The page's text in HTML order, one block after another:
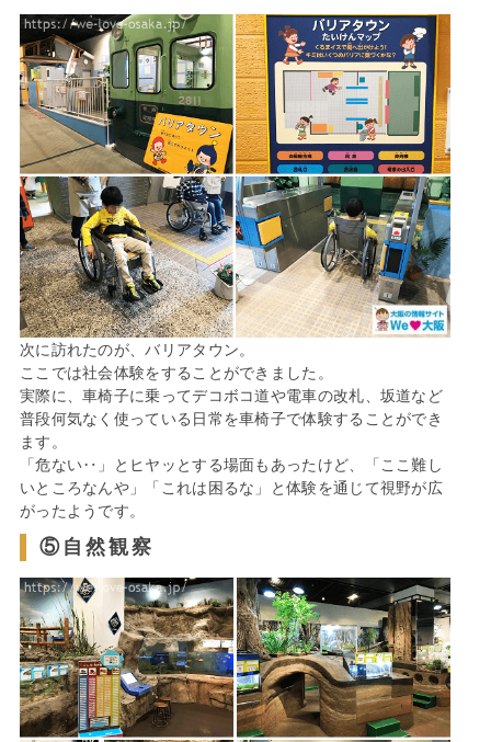
次に訪れたのが、バリアタウン。
ここでは社会体験をすることができました。
実際に、車椅子に乗ってデコボコ道や電車の改札、坂道など
普段何気なく使っている日常を車椅子で体験することができ
ます。
「危ない‥」とヒヤッとする場面もあったけど、「ここ難し
いところなんや」「これは困るな」と体験を通じて視野が広
がったようです。
⑤自然観察